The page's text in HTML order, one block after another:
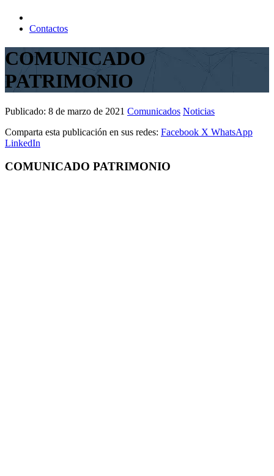
Contactos
COMUNICADO
PATRIMONIO
Publicado: 8 de marzo de 2021 Comunicados Noticias
Comparta esta publicación en sus redes: Facebook X WhatsApp
LinkedIn
COMUNICADO PATRIMONIO